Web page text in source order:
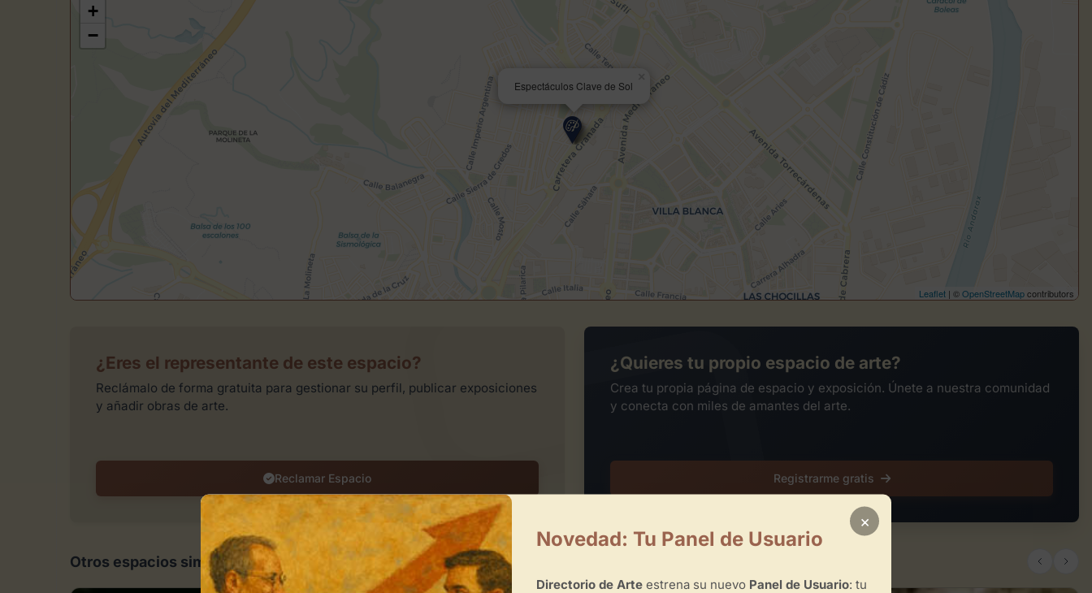
Espectáculos Clave de Sol
+
−
Leaflet | ©OpenStreetMapcontributors
¿Eres el representante de este espacio?
Reclámalo de forma gratuita para gestionar su perfil, publicar exposiciones
y añadir obras de arte.
Reclamar Espacio
¿Quieres tu propio espacio de arte?
Crea tu propia página de espacio y exposición. Únete a nuestra comunidad
y conecta con miles de amantes del arte.
Registrarme gratis
Otros espacios similares en Almería
×
Novedad: Tu Panel de Usuario
Directorio de Arteestrena su nuevo Panel de Usuario: tu